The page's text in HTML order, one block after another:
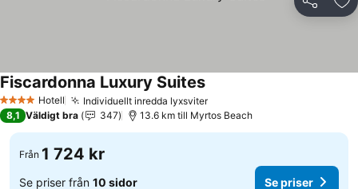
Dela
4 StjärnorHotell Individuellt inredda lyxsviterSe priser
Fiscardonna Luxury SuitesSe priser
8,1 Väldigt bra 347 13.6 km till Myrtos Beach
Från 1 724 kr
Se priser från 10 sidor Se priser